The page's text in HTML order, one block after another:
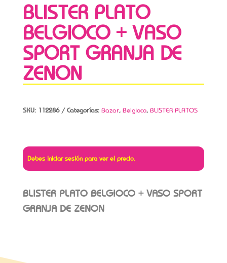
BLISTER PLATO
BELGIOCO + VASO
SPORT GRANJA DE
ZENON
SKU: 112286 Categorías: Bazar, Belgioco, BLISTER PLATOS
Debes iniciar sesión para ver el precio.
BLISTER PLATO BELGIOCO + VASO SPORT
GRANJA DE ZENON